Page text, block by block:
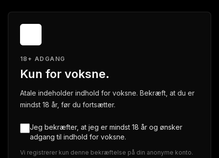
18+ ADGANG
Kun for voksne.
Atale indeholder indhold for voksne. Bekræft, at du er
mindst 18 år, før du fortsætter.
Jeg bekræfter, at jeg er mindst 18 år og ønsker
adgang til indhold for voksne.
Vi registrerer kun denne bekræftelse på din anonyme konto.